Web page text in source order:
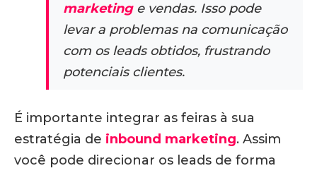
marketinge vendas. Isso pode
levar a problemas na comunicação
com os leads obtidos, frustrando
potenciais clientes.
É importante integrar as feiras à sua
estratégia de inbound marketing. Assim
você pode direcionar os leads de forma